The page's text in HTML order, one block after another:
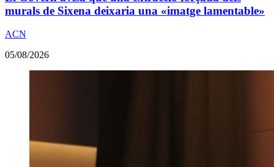
murals de Sixena deixaria una «imatge lamentable»
ACN
05/08/2026